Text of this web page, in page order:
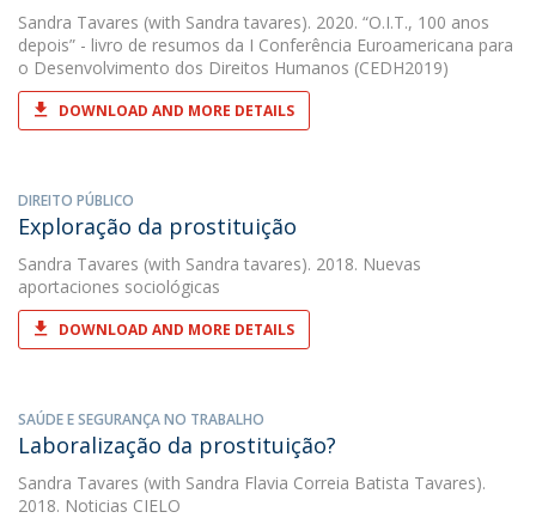
Sandra Tavares (with Sandra tavares). 2020. “O.I.T., 100 anos
depois” - livro de resumos da I Conferência Euroamericana para
o Desenvolvimento dos Direitos Humanos (CEDH2019)
DOWNLOAD AND MORE DETAILS
DIREITO PÚBLICO
Exploração da prostituição
Sandra Tavares (with Sandra tavares). 2018. Nuevas
aportaciones sociológicas
DOWNLOAD AND MORE DETAILS
SAÚDE E SEGURANÇA NO TRABALHO
Laboralização da prostituição?
Sandra Tavares (with Sandra Flavia Correia Batista Tavares).
2018. Noticias CIELO